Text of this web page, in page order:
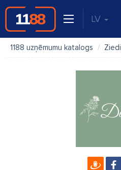
LV
1188 uzņēmumu katalogs Ziedi